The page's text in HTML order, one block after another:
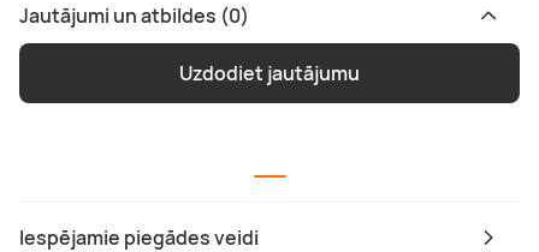
Iespējamie piegādes veidi
Jautājumi un atbildes (0)
Uzdodiet jautājumu